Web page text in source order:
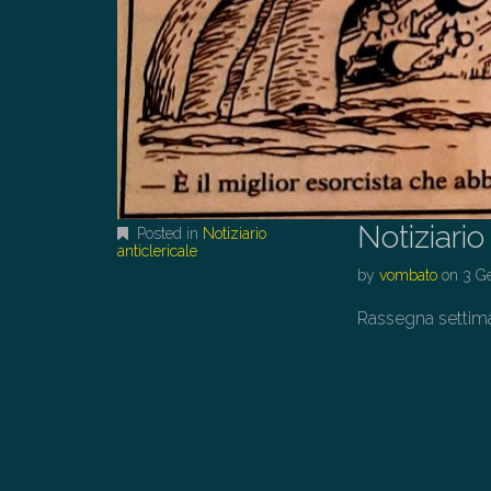
Posted in Notiziario
anticlericale
byvombato on 3
Rassegna